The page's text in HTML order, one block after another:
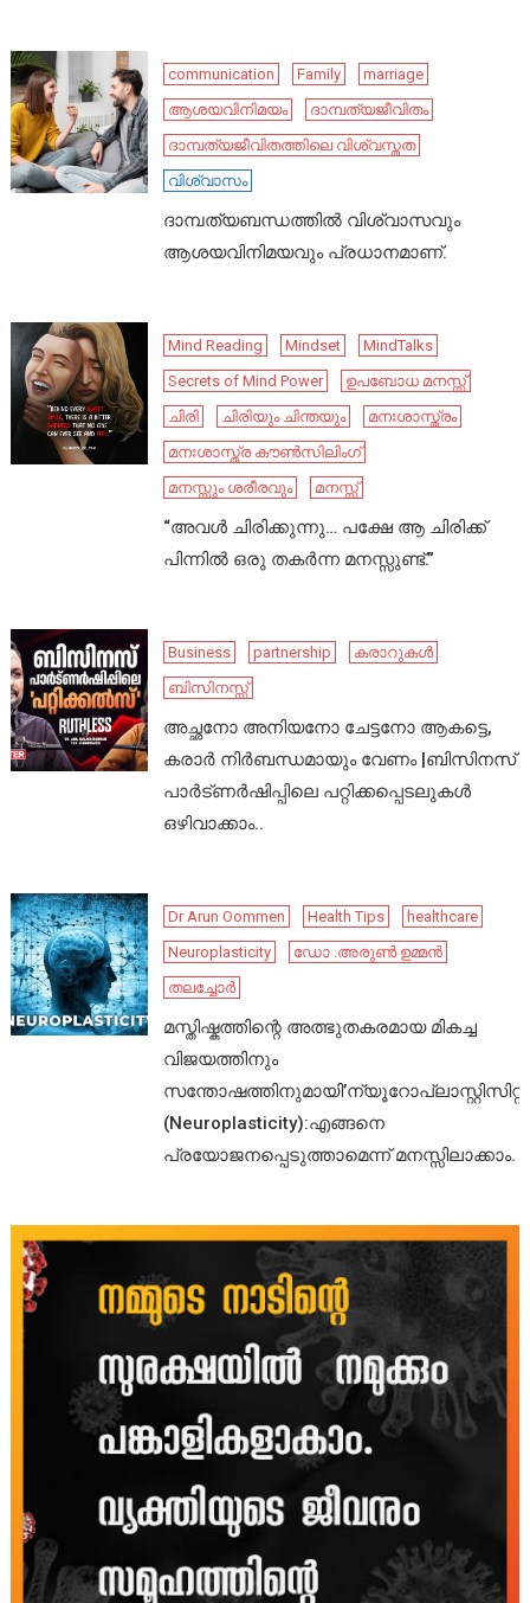
communication Family
marriage
ആശയവിനിമയം
ദാമ്പത്യജീവിതം
ദാമ്പത്യജീവിതത്തിലെ വിശ്വസ്തത
വിശ്വാസം
ദാമ്പത്യബന്ധത്തിൽ വിശ്വാസവും
ആശയവിനിമയവും പ്രധാനമാണ്.
Mind Reading Mindset
MindTalks
Secrets of Mind Power
ഉപബോധ മനസ്സ്
ചിരി
ചിരിയും ചിന്തയും
മനഃശാസ്ത്രം
മനഃശാസ്ത്ര കൗൺസിലിംഗ്
മനസ്സും ശരീരവും
മനസ്സ്
“അവൾ ചിരിക്കുന്നു… പക്ഷേ ആ ചിരിക്ക്
പിന്നിൽ ഒരു തകർന്ന മനസ്സുണ്ട്.”
Business partnership
കരാറുകൾ
ബിസിനസ്സ്
അച്ഛനോ അനിയനോ ചേട്ടനോ ആകട്ടെ,
കരാർ നിർബന്ധമായും വേണം |ബിസിനസ്
പാർട്ണർഷിപ്പിലെ പറ്റിക്കപ്പെടലുകൾ
ഒഴിവാക്കാം..
Dr Arun Oommen Health Tips
healthcare
Neuroplasticity
ഡോ .അരുൺ ഉമ്മൻ
തലച്ചോർ
മസ്തിഷ്കത്തിന്റെ അത്ഭുതകരമായ മികച്ച
വിജയത്തിനും
സന്തോഷത്തിനുമായി’ന്യൂറോപ്ലാസ്റ്റിസിറ്റി’
(Neuroplasticity):എങ്ങനെ
പ്രയോജനപ്പെടുത്താമെന്ന് മനസ്സിലാക്കാം.